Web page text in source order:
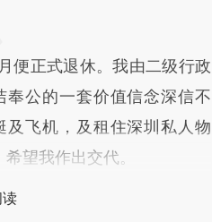
正式退休。我由二级行政
公的一套价值信念深信不
飞机，及租住深圳私人物
望我作出交代。
读